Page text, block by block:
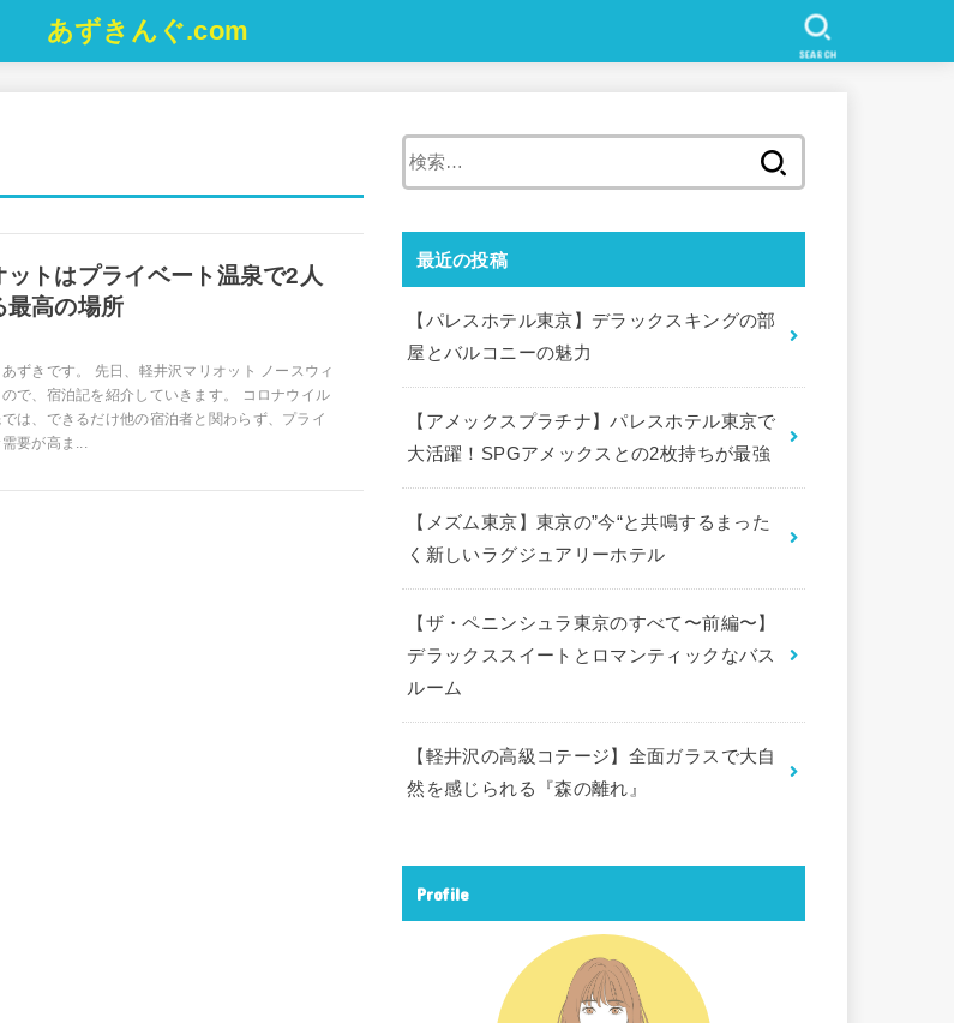
あずきんぐ.com
SEARCH
ットはプライベート温泉で2人
最高の場所
ずきです。 先日、軽井沢マリオット ノースウィ
で、宿泊記を紹介していきます。 コロナウイル
は、できるだけ他の宿泊者と関わらず、プライ
要が高ま...
索
最近の投稿
【パレスホテル東京】デラックスキングの部
屋とバルコニーの魅力
【アメックスプラチナ】パレスホテル東京で
大活躍！SPGアメックスとの2枚持ちが最強
【メズム東京】東京の”今“と共鳴するまった
く新しいラグジュアリーホテル
【ザ・ペニンシュラ東京のすべて〜前編〜】
デラックススイートとロマンティックなバス
ルーム
【軽井沢の高級コテージ】全面ガラスで大自
然を感じられる『森の離れ』
Profile